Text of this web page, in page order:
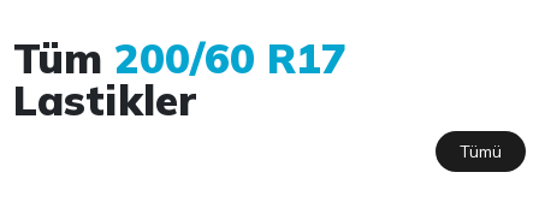
Tüm 200/60 R17
Lastikler
Tümü